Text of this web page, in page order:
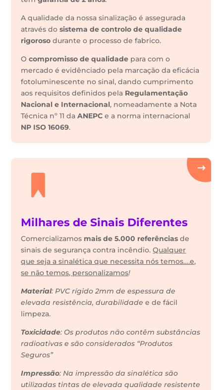
A qualidade da nossa sinalização é assegurada
através dosistema de controlo de qualidade
rigoroso durante o processo de fabrico.
Ocompromisso de qualidade para com o
mercado é evidênciado pela marcação da eficácia
fotoluminescente no sinal, dando cumprimento
aos requisitos definidos pela Regulamentação
Nacional e Internacional, nomeadamente a Nota
Técnica nº 11 daANEPC e a norma internacional
NP ISO 16069.
Milhares de Sinais Diferentes
Comercializamos mais de 5.000 referências de
sinais de segurança contra incêndio.Qualquer
que seja a sinalética que necessita nós temos….e,
se não temos, personalizamos!
Material: PVC rígido 2mm de espessura de
elevada resistência, durabilidadee de fácil
limpeza.
Toxicidade: Os produtos não contêm substâncias
radioativas e são considerados “Produtos
Seguros”
Impressão: Na impressão da sinalética são
utilizadas tintas de elevada qualidade resistente